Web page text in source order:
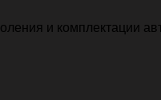
и комплектации